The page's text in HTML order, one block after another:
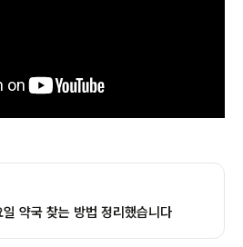
약국 찾는 방법 정리했습니다